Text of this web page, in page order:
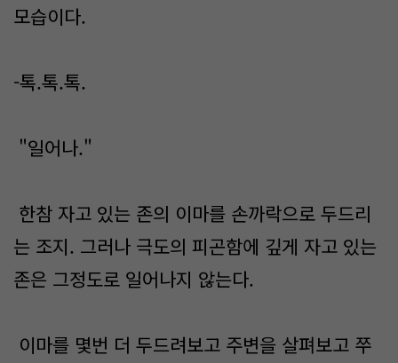
모습이다.
-톡.톡.톡.
"일어나."
한참 자고 있는 존의 이마를 손까락으로 두드리
는 조지. 그러나 극도의 피곤함에 깊게 자고 있는
존은 그정도로 일어나지 않는다.
이마를 몇번 더 두드려보고 주변을 살펴보고 쭈